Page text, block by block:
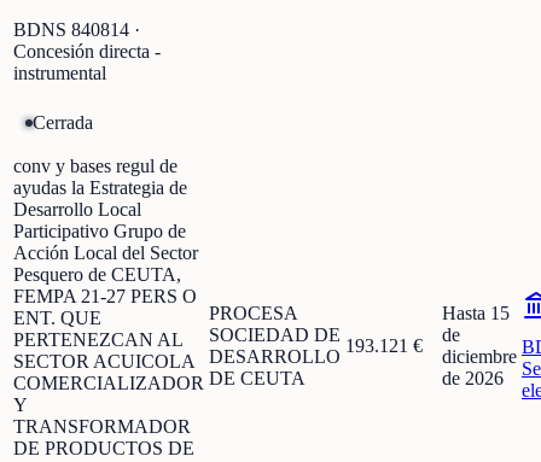
BDNS 840814 ·
Concesión directa -
instrumental
Cerrada
conv y bases regul de
ayudas la Estrategia de
Desarrollo Local
Participativo Grupo de
Acción Local del Sector
Pesquero de CEUTA,
FEMPA 21-27 PERS O
ENT. QUE
PERTENEZCAN AL
SECTOR ACUICOLA
COMERCIALIZADOR
Y
TRANSFORMADOR
DE PRODUCTOS DE
PROCESA
SOCIEDAD DE
DESARROLLO
DE CEUTA
193.121 €
Hasta 15
de
diciembre
de 2026